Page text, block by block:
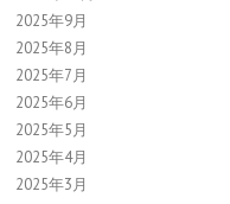
2025年9月
2025年8月
2025年7月
2025年6月
2025年5月
2025年4月
2025年3月